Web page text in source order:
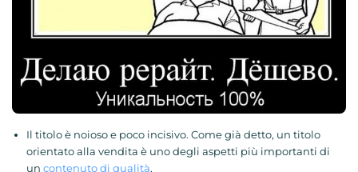
Il titolo è noioso e poco incisivo. Come già detto, un titolo
orientato alla vendita è uno degli aspetti più importanti di
un contenuto di qualità.